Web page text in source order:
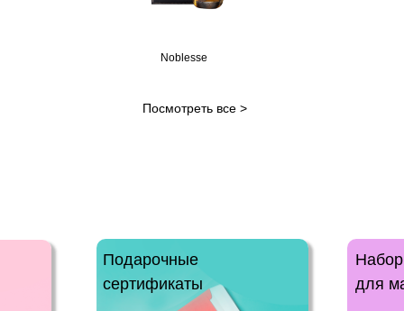
Noblesse
Посмотреть все >
Подарочные
сертификаты
Набор
для